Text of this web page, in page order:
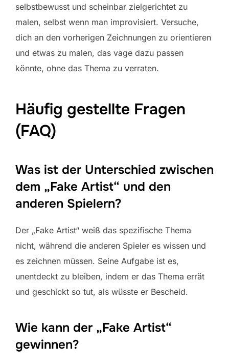
selbstbewusst und scheinbar zielgerichtet zu
malen, selbst wenn man improvisiert. Versuche,
dich an den vorherigen Zeichnungen zu orientieren
und etwas zu malen, das vage dazu passen
könnte, ohne das Thema zu verraten.
Häufig gestellte Fragen
(FAQ)
Was ist der Unterschied zwischen
dem „Fake Artist“ und den
anderen Spielern?
Der „Fake Artist“ weiß das spezifische Thema
nicht, während die anderen Spieler es wissen und
es zeichnen müssen. Seine Aufgabe ist es,
unentdeckt zu bleiben, indem er das Thema errät
und geschickt so tut, als wüsste er Bescheid.
Wie kann der „Fake Artist“
gewinnen?